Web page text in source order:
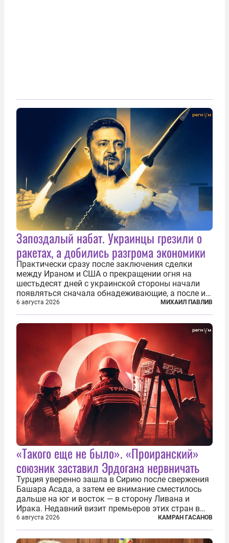
Запоздалый набат. Украинцы грезили о
ракетах, а добились разгрома экономики
Практически сразу после заключения сделки
между Ираном и США о прекращении огня на
шестьдесят дней с украинской стороны начали
появляться сначала обнадеживающие, а после и
вовсе бравурные заявления про некий «перелом»
в войне. Вероятно, в сознании первых лиц
киевского режима и стоящих за ними...
6 августа 2026 МИХАИЛ ПАВЛИВ
«Такого еще не было». «Проиранский»
союзник заставил Эрдогана нервничать
Турция уверенно зашла в Сирию после свержения
Башара Асада, а затем ее внимание сместилось
дальше на юг и восток — в сторону Ливана и
Ирака. Недавний визит премьеров этих стран в
Анкару, договоры об участии турецкой компании
TPAO в разработке нефти иракского Киркука и
«Дороги развития» подтверждают...
6 августа 2026 КАМРАН ГАСАНОВ